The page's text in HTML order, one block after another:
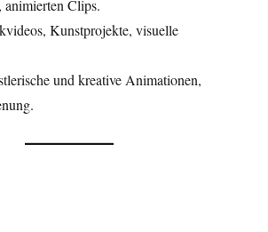
animierten Clips.
Kunstprojekte, visuelle
und kreative Animationen,